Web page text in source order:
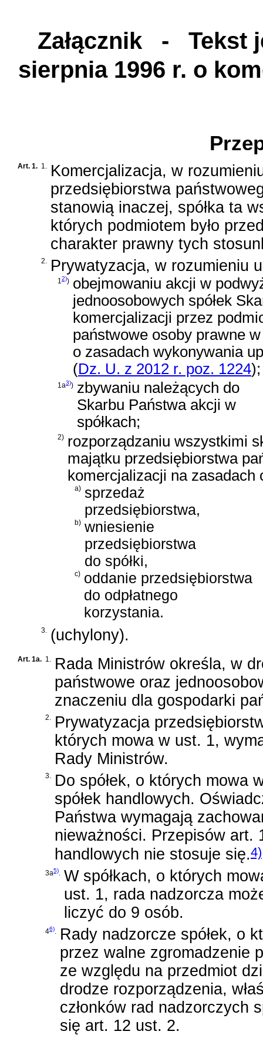
Załącznik- Tekst
sierpnia 1996 r. o
Art. 1. 1.
Komercjalizacja, w
przedsiębiorstwa
stanowią inaczej, spółka ta
których podmiotem było
charakter prawny tych
2. Prywatyzacja, w rozumieniu
1 2)) obejmowaniu akcji w
jednoosobowych spółek
komercjalizacji przez
państwowe osoby prawne
o zasadach wykonywania
(Dz. U. z 2012 r. poz. 1224);
1a3)) zbywaniu należących do
Skarbu Państwa akcji w
spółkach;
2) rozporządzaniu wszystkimi
majątku przedsiębiorstwa
komercjalizacji na zasadach
a) sprzedaż
przedsiębiorstwa,
b) wniesienie
przedsiębiorstwa
do spółki,
c) oddanie przedsiębiorstwa
do odpłatnego
korzystania.
3. (uchylony).
Art. 1a. 1. Rada Ministrów określa, w
państwowe oraz
znaczeniu dla gospodarki
2. Prywatyzacja
których mowa w ust. 1,
Rady Ministrów.
3. Do spółek, o których mowa
spółek handlowych.
Państwa wymagają
nieważności. Przepisów art.
handlowych nie stosuje się.4)
3a5). W spółkach, o których
ust. 1, rada nadzorcza
liczyć do 9 osób.
46). Rady nadzorcze spółek, o
przez walne zgromadzenie
ze względu na przedmiot
drodze rozporządzenia,
członków rad nadzorczych
się art. 12 ust. 2.